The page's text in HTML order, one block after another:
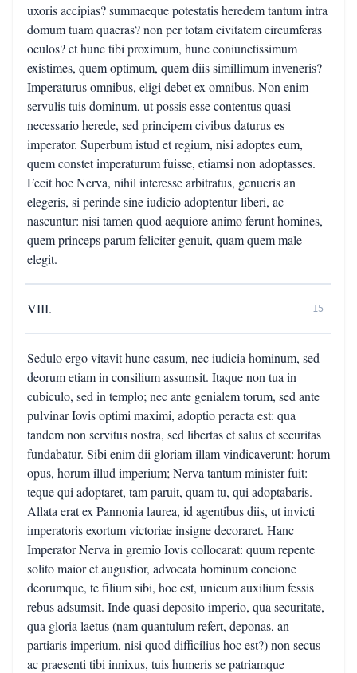
uxoris accipias? summaeque potestatis heredem tantum intra
domum tuam quaeras? non per totam civitatem circumferas
oculos? et hunc tibi proximum, hunc coniunctissimum
existimes, quem optimum, quem diis simillimum inveneris?
Imperaturus omnibus, eligi debet ex omnibus. Non enim
servulis tuis dominum, ut possis esse contentus quasi
necessario herede, sed principem civibus daturus es
imperator. Superbum istud et regium, nisi adoptes eum,
quem constet imperaturum fuisse, etiamsi non adoptasses.
Fecit hoc Nerva, nihil interesse arbitratus, genueris an
elegeris, si perinde sine iudicio adoptentur liberi, ac
nascuntur: nisi tamen quod aequiore animo ferunt homines,
quem princeps parum feliciter genuit, quam quem male
elegit.
VIII. 15
Sedulo ergo vitavit hunc casum, nec iudicia hominum, sed
deorum etiam in consilium assumsit. Itaque non tua in
cubiculo, sed in templo; nec ante genialem torum, sed ante
pulvinar Iovis optimi maximi, adoptio peracta est: qua
tandem non servitus nostra, sed libertas et salus et securitas
fundabatur. Sibi enim dii gloriam illam vindicaverunt: horum
opus, horum illud imperium; Nerva tantum minister fuit:
teque qui adoptaret, tam paruit, quam tu, qui adoptabaris.
Allata erat ex Pannonia laurea, id agentibus diis, ut invicti
imperatoris exortum victoriae insigne decoraret. Hanc
Imperator Nerva in gremio Iovis collocarat: quum repente
solito maior et augustior, advocata hominum concione
deorumque, te filium sibi, hoc est, unicum auxilium fessis
rebus adsumsit. Inde quasi deposito imperio, qua securitate,
qua gloria laetus (nam quantulum refert, deponas, an
partiaris imperium, nisi quod difficilius hoc est?) non secus
ac praesenti tibi innixus, tuis humeris se patriamque